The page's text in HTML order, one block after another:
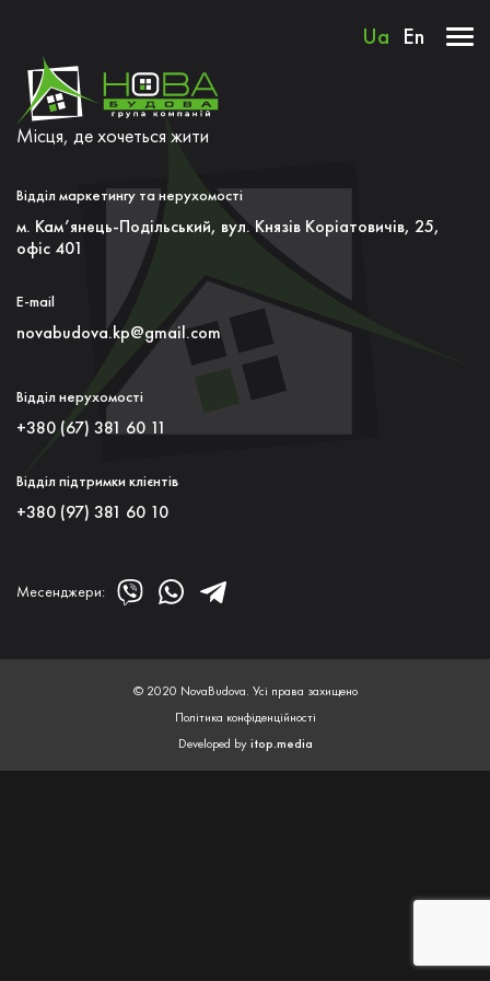
Ua En
Месенджери:
Місця, де хочеться жити
Відділ маркетингу та нерухомості
м. Кам’янець-Подільський, вул. Князiв Коріатовичів, 25,
офiс 401
E-mail
novabudova.kp@gmail.com
Відділ нерухомості
+380 (67) 381 60 11
Відділ підтримки клієнтів
+380 (97) 381 60 10
© 2020 NovaBudova. Усі права захищено
Політика конфіденційності
Developed by itop.media